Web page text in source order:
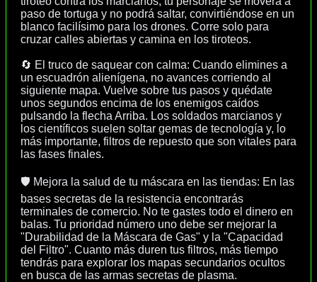
paso de tortuga y no podrá saltar, convirtiéndose en un
blanco facilísimo para los drones. Corre solo para
cruzar calles abiertas y camina en los tiroteos.
🔄 El truco de saquear con calma: Cuando elimines a
un escuadrón alienígena, no avances corriendo al
siguiente mapa. Vuelve sobre tus pasos y quédate
unos segundos encima de los enemigos caídos
pulsando la flecha Arriba. Los soldados marcianos y
los científicos suelen soltar gemas de tecnología y, lo
más importante, filtros de repuesto que son vitales para
las fases finales.
🛡️ Mejora la salud de tu máscara en las tiendas: En las
bases secretas de la resistencia encontrarás
terminales de comercio. No te gastes todo el dinero en
balas. Tu prioridad número uno debe ser mejorar la
"Durabilidad de la Máscara de Gas" y la "Capacidad
del Filtro". Cuanto más duren tus filtros, más tiempo
tendrás para explorar los mapas secundarios ocultos
en busca de las armas secretas de plasma.